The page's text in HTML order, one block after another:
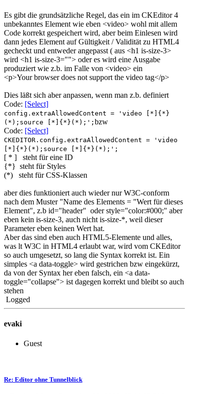
Es gibt die grundsätzliche Regel, das ein im CKEditor 4
unbekanntes Element wie eben <video> wohl mit allem
Code korrekt gespeichert wird, aber beim Einlesen wird
dann jedes Element auf Gültigkeit / Validität zu HTML4
gecheckt und entweder angepasst ( aus <h1 is-size-3>
wird <h1 is-size-3=""> oder es wird eine Ausgabe
produziert wie z.b. im Falle von <video> ein
<p>Your browser does not support the video tag</p>
Dies läßt sich aber anpassen, wenn man z.b. definiert
Code: [Select]
config.extraAllowedContent = 'video [*]{*}
(*);source [*]{*}(*);'; bzw
Code: [Select]
CKEDITOR.config.extraAllowedContent = 'video
[*]{*}(*);source [*]{*}(*);';
[ * ] steht für eine ID
{*} steht für Styles
(*) steht für CSS-Klassen
aber dies funktioniert auch wieder nur W3C-conform
nach dem Muster "Name des Elements = "Wert für dieses
Element", z.b id="header" oder style="color:#000;" aber
eben kein is-size-3, auch nicht is-size-*, weil dieser
Parameter eben keinen Wert hat.
Aber das sind eben auch HTML5-Elemente und alles,
was lt W3C in HTML4 erlaubt war, wird vom CKEditor
so auch umgesetzt, so lang die Syntax korrekt ist. Ein
simples <a data-toggle> wird gestrichen bzw eingekürzt,
da von der Syntax her eben falsch, ein <a data-
toggle="collapse"> ist dagegen korrekt und bleibt so auch
stehen
Logged
evaki
Guest
Re: Editor ohne Tunnelblick